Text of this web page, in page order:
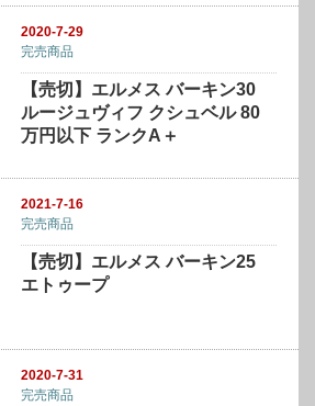
2020-7-29
完売商品
【売切】エルメス バーキン30
ルージュヴィフ クシュベル 80
万円以下 ランクA＋
2021-7-16
完売商品
【売切】エルメス バーキン25
エトゥープ
2020-7-31
完売商品